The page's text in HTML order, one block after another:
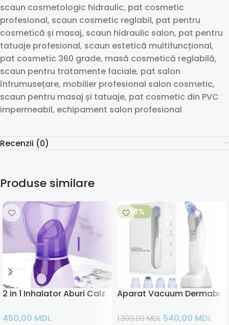
scaun cosmetologic hidraulic, pat cosmetic
profesional, scaun cosmetic reglabil, pat pentru
cosmetică și masaj, scaun hidraulic salon, pat pentru
tatuaje profesional, scaun estetică multifuncțional,
pat cosmetic 360 grade, masă cosmetică reglabilă,
scaun pentru tratamente faciale, pat salon
înfrumusețare, mobilier profesional salon cosmetic,
scaun pentru masaj și tatuaje, pat cosmetic din PVC
impermeabil, echipament salon profesional
Recenzii (0)
Produse similare
2 in 1 Inhalator Aburi Calzi si Sauna Faciala
450,00 MDL
-58%
Aparat Vacuum
1.300,00MDL 540,00 MDL